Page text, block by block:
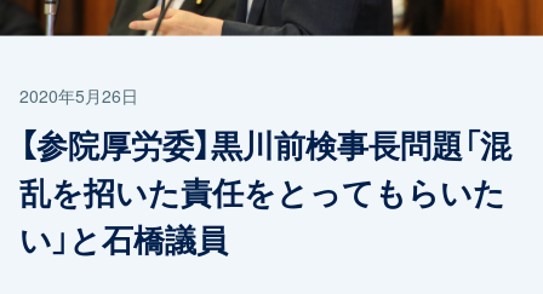
2020年5月26日
【参院厚労委】黒川前検事長問題「混
乱を招いた責任をとってもらいた
い」と石橋議員